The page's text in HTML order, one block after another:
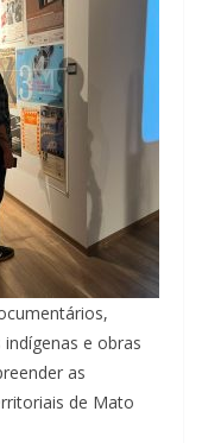
e obras
as
de Mato